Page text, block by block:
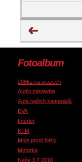
Fotoalbum
206ka na srazech
Audio zástavba
Auta našich kamarádů
EVA
Interier
KTM
Moje první fotky
Motorka
Naše 3.7 2010